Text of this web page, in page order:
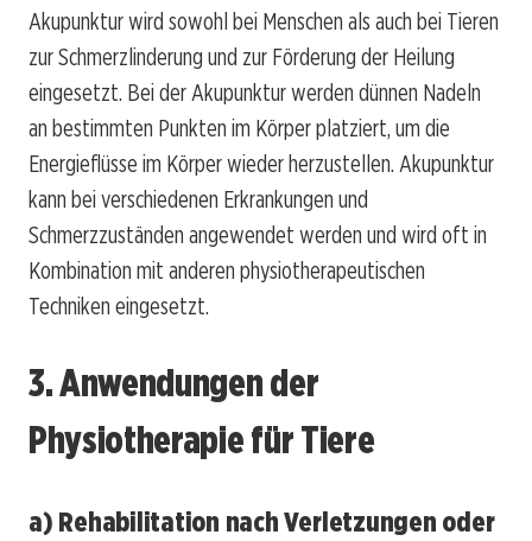
Akupunktur wird sowohl bei Menschen als auch bei Tieren
zur Schmerzlinderung und zur Förderung der Heilung
eingesetzt. Bei der Akupunktur werden dünnen Nadeln
an bestimmten Punkten im Körper platziert, um die
Energieflüsse im Körper wieder herzustellen. Akupunktur
kann bei verschiedenen Erkrankungen und
Schmerzzuständen angewendet werden und wird oft in
Kombination mit anderen physiotherapeutischen
Techniken eingesetzt.
3. Anwendungen der
Physiotherapie für Tiere
a) Rehabilitation nach Verletzungen oder